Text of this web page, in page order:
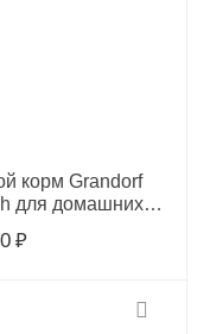
корм Grandorf
0.4кг
₽